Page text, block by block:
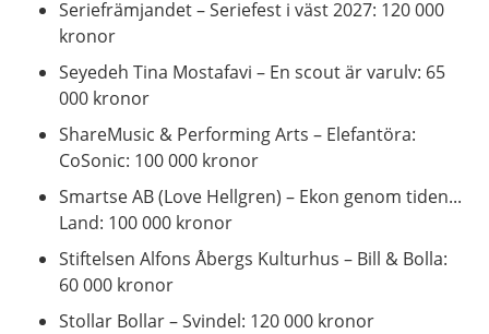
Seriefrämjandet – Seriefest i väst 2027: 120 000
kronor
Seyedeh Tina Mostafavi – En scout är varulv: 65
000 kronor
ShareMusic & Performing Arts – Elefantöra:
CoSonic: 100 000 kronor
Smartse AB (Love Hellgren) – Ekon genom tiden...
Land: 100 000 kronor
Stiftelsen Alfons Åbergs Kulturhus – Bill & Bolla:
60 000 kronor
Stollar Bollar – Svindel: 120 000 kronor